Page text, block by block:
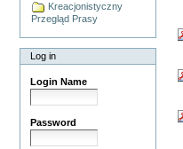
Kreacjonistyczny
Przegląd Prasy
Log in
Login Name
Password